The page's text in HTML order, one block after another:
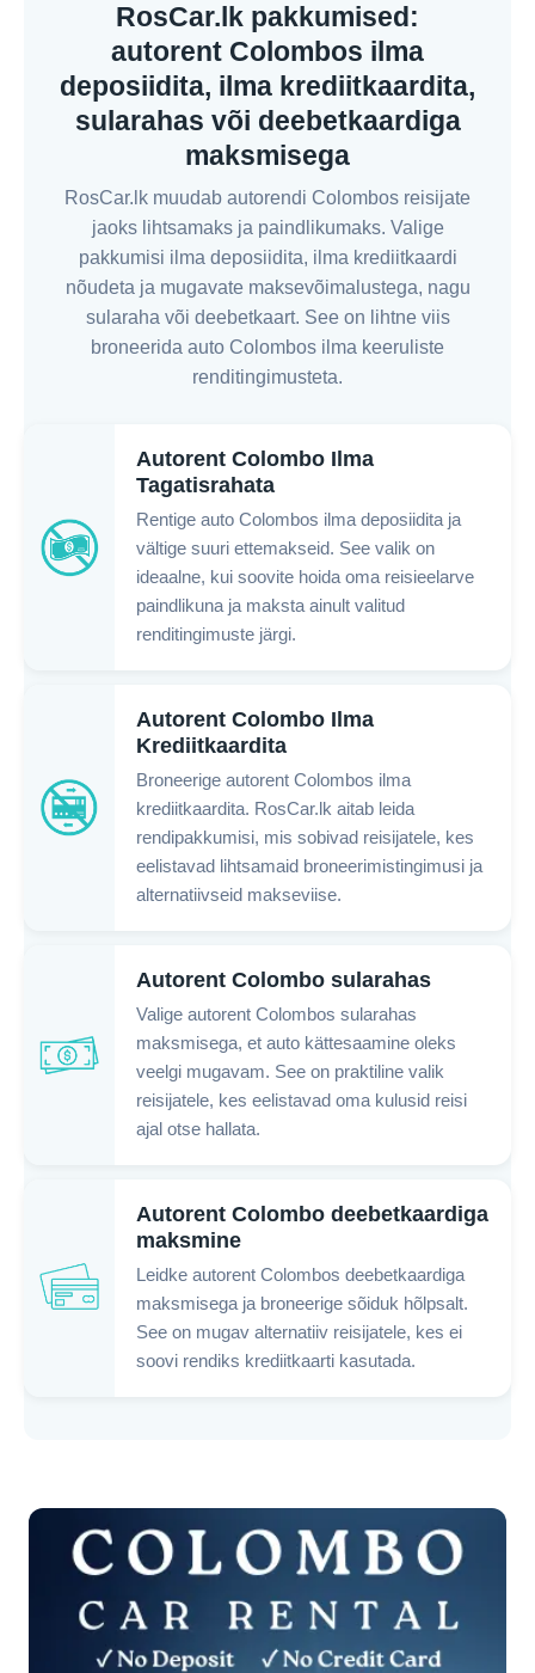
RosCar.lk pakkumised:
autorent Colombos ilma
deposiidita, ilma krediitkaardita,
sularahas või deebetkaardiga
maksmisega
RosCar.lk muudab autorendi Colombos reisijate
jaoks lihtsamaks ja paindlikumaks. Valige
pakkumisi ilma deposiidita, ilma krediitkaardi
nõudeta ja mugavate maksevõimalustega, nagu
sularaha või deebetkaart. See on lihtne viis
broneerida auto Colombos ilma keeruliste
renditingimusteta.
Autorent Colombo Ilma
Tagatisrahata
Rentige auto Colombos ilma deposiidita ja
vältige suuri ettemakseid. See valik on
ideaalne, kui soovite hoida oma reisieelarve
paindlikuna ja maksta ainult valitud
renditingimuste järgi.
Autorent Colombo Ilma
Krediitkaardita
Broneerige autorent Colombos ilma
krediitkaardita. RosCar.lk aitab leida
rendipakkumisi, mis sobivad reisijatele, kes
eelistavad lihtsamaid broneerimistingimusi ja
alternatiivseid makseviise.
Autorent Colombo sularahas
Valige autorent Colombos sularahas
maksmisega, et auto kättesaamine oleks
veelgi mugavam. See on praktiline valik
reisijatele, kes eelistavad oma kulusid reisi
ajal otse hallata.
Autorent Colombo deebetkaardiga
maksmine
Leidke autorent Colombos deebetkaardiga
maksmisega ja broneerige sõiduk hõlpsalt.
See on mugav alternatiiv reisijatele, kes ei
soovi rendiks krediitkaarti kasutada.